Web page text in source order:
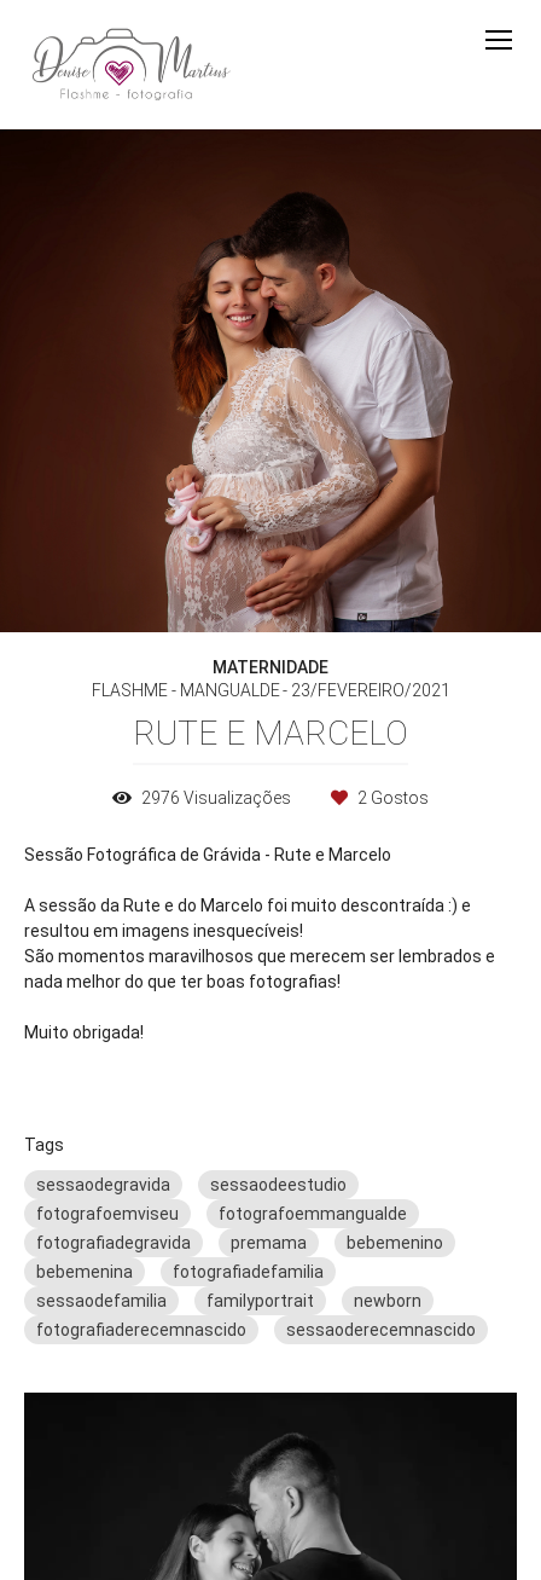
MATERNIDADE
FLASHME - MANGUALDE
23/FEVEREIRO/2021
RUTE E MARCELO
2976 Visualizações 2 Gostos
Sessão Fotográfica de Grávida - Rute e Marcelo
A sessão da Rute e do Marcelo foi muito descontraída :) e
resultou em imagens inesquecíveis!
São momentos maravilhosos que merecem ser lembrados e
nada melhor do que ter boas fotografias!
Muito obrigada!
Tags
sessaodegravida
sessaodeestudio
fotografoemviseu
fotografoemmangualde
fotografiadegravida
premama
bebemenino
bebemenina
fotografiadefamilia
sessaodefamilia
familyportrait
newborn
fotografiaderecemnascido
sessaoderecemnascido